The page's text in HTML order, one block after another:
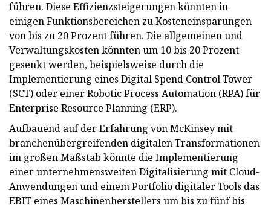
führen. Diese Effizienzsteigerungen könnten in
einigen Funktionsbereichen zu Kosteneinsparungen
von bis zu 20 Prozent führen. Die allgemeinen und
Verwaltungskosten könnten um 10 bis 20 Prozent
gesenkt werden, beispielsweise durch die
Implementierung eines Digital Spend Control Tower
(SCT) oder einer Robotic Process Automation (RPA) für
Enterprise Resource Planning (ERP).
Aufbauend auf der Erfahrung von McKinsey mit
branchenübergreifenden digitalen Transformationen
im großen Maßstab könnte die Implementierung
einer unternehmensweiten Digitalisierung mit Cloud-
Anwendungen und einem Portfolio digitaler Tools das
EBIT eines Maschinenherstellers um bis zu fünf bis